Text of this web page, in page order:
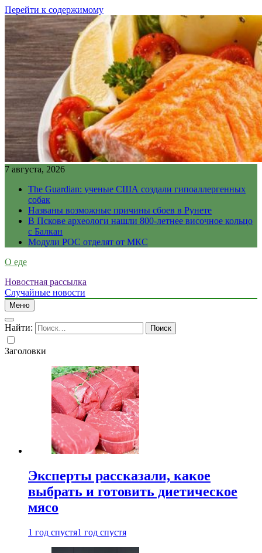
Перейти к содержимому
7 августа, 2026
The Guardian: ученые США создали гипоаллергенных
собак
Названы возможные причины сбоев в Рунете
В Пскове археологи нашли 800-летнее височное кольцо
с Балкан
Модули РОС отделят от МКС
О еде
Новостная рассылка
Случайные новости
Меню
Найти:
Заголовки
Эксперты рассказали, какое
выбрать и готовить диетическое
мясо
1 год спустя1 год спустя